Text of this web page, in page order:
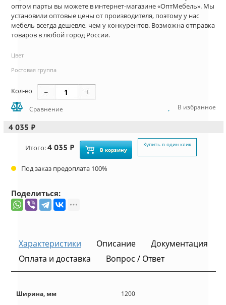
оптом парты вы можете в интернет-магазине «ОптМебель». Мы
установили оптовые цены от производителя, поэтому у нас
мебель всегда дешевле, чем у конкурентов. Возможна отправка
товаров в любой город России.
Цвет
Ростовая группа
Кол-во
Сравнение В избранное
4 035 ₽
Итого:4 035 ₽ В корзину
Купить в один клик
Под заказ предоплата 100%
Поделиться:
Характеристики Описание
Документация
Оплата и доставка
Вопрос / Ответ
Ширина, мм 1200